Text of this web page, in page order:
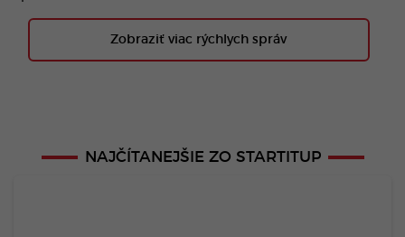
Zobraziť viac rýchlych správ
NAJČÍTANEJŠIE ZO STARTITUP